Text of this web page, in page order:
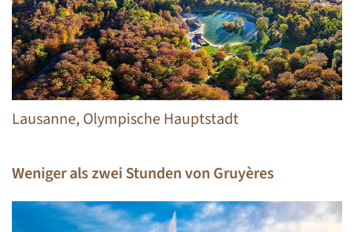
Lausanne, Olympische Hauptstadt
Weniger als zwei Stunden von Gruyères